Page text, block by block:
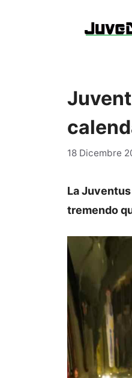
18 Dicembre
La
tremendo